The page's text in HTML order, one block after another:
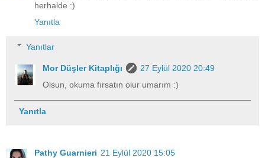
herhalde :)
Yanıtla
Yanıtlar
Mor Düşler Kitaplığı
27 Eylül 2020 20:49
Olsun, okuma fırsatın olur umarım :)
Yanıtla
Pathy Guarnieri 21 Eylül 2020 15:05